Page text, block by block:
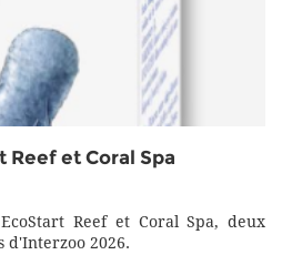
Reef et Coral Spa
Reef et Coral Spa, deux
d'Interzoo 2026.